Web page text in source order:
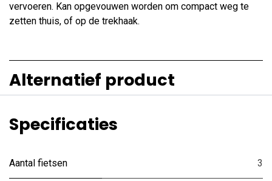
vervoeren. Kan opgevouwen worden om compact weg te
zetten thuis, of op de trekhaak.
Alternatief product
Specificaties
Aantal fietsen 3